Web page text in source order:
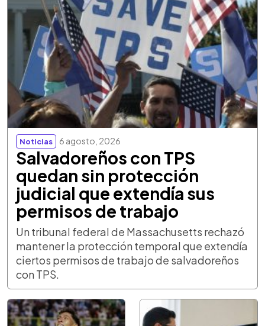
Noticias 6 agosto, 2026
Salvadoreños con TPS
quedan sin protección
judicial que extendía sus
permisos de trabajo
Un tribunal federal de Massachusetts rechazó
mantener la protección temporal que extendía
ciertos permisos de trabajo de salvadoreños
con TPS.